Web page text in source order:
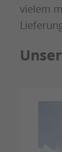
vielem